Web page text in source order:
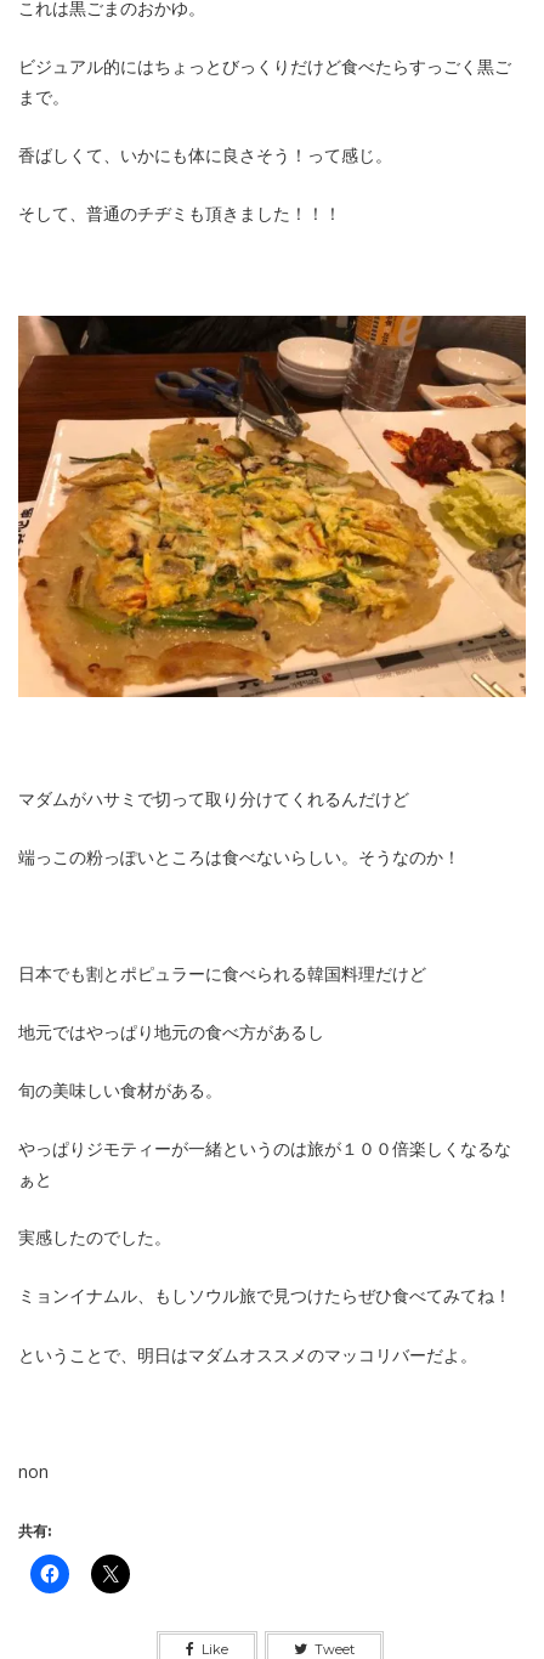
これは黒ごまのおかゆ。
ビジュアル的にはちょっとびっくりだけど食べたらすっごく黒ご
まで。
香ばしくて、いかにも体に良さそう！って感じ。
そして、普通のチヂミも頂きました！！！
マダムがハサミで切って取り分けてくれるんだけど
端っこの粉っぽいところは食べないらしい。そうなのか！
日本でも割とポピュラーに食べられる韓国料理だけど
地元ではやっぱり地元の食べ方があるし
旬の美味しい食材がある。
やっぱりジモティーが一緒というのは旅が１００倍楽しくなるな
ぁと
実感したのでした。
ミョンイナムル、もしソウル旅で見つけたらぜひ食べてみてね！
ということで、明日はマダムオススメのマッコリバーだよ。
non
共有:
Like Tweet